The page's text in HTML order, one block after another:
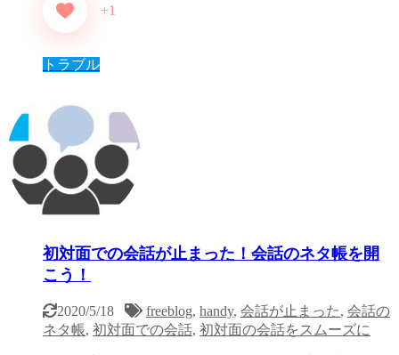
+1
トラブル
初対面での会話が止まった！会話のネタ帳を開
こう！
2020/5/18 freeblog, handy, 会話が止まった, 会話の
ネタ帳, 初対面での会話, 初対面の会話をスムーズに